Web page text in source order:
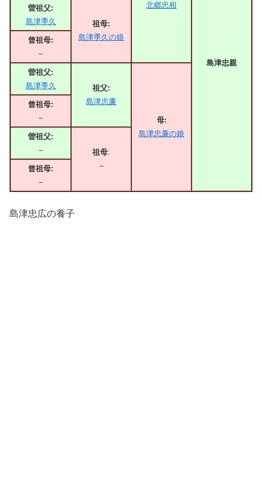
北郷忠相
島津忠親
曽祖父:
島津季久
祖母:
島津季久の娘
曾祖母:
–
曽祖父:
島津季久
祖父:
島津忠廉
母:
島津忠廉の娘
曾祖母:
–
曽祖父:
–
祖母:
–
曾祖母:
–
島津忠広の養子